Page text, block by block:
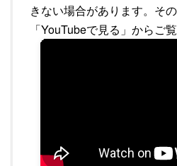
きない場合があります。そ
「YouTubeで見る」からご